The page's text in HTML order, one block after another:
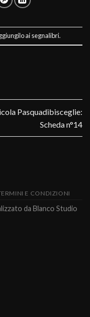
aisegnalibri.
Pasquadibisceglie:
Scheda n°14
E CONDIZIONI
da Blanco Studio